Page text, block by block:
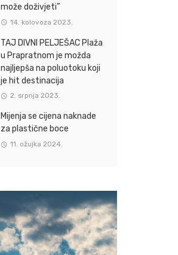
može doživjeti”
14. kolovoza 2023.
TAJ DIVNI PELJEŠAC Plaža
u Prapratnom je možda
najljepša na poluotoku koji
je hit destinacija
2. srpnja 2023.
Mijenja se cijena naknade
za plastične boce
11. ožujka 2024.